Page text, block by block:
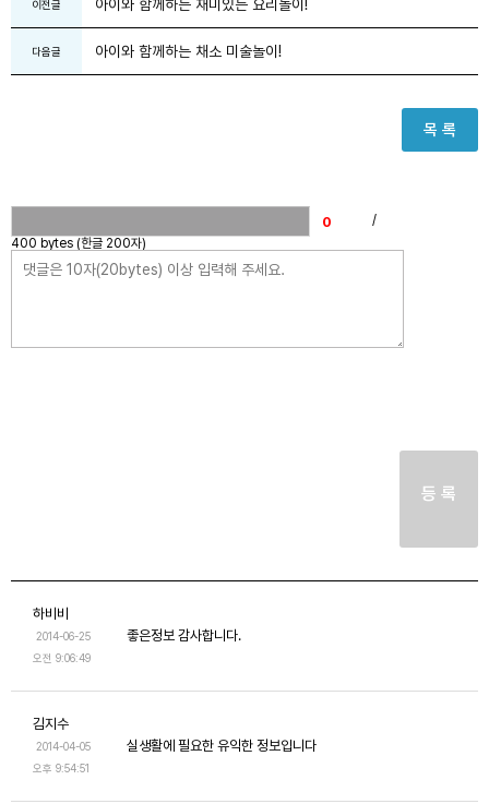
이전글 아이와 함께하는 재미있는 요리놀이!
다음글 아이와 함께하는 채소 미술놀이!
목 록
/
400 bytes (한글 200자)
등 록
하비비
2014-06-25
오전 9:06:49
좋은정보 감사합니다.
김지수
2014-04-05
오후 9:54:51
실생활에 필요한 유익한 정보입니다